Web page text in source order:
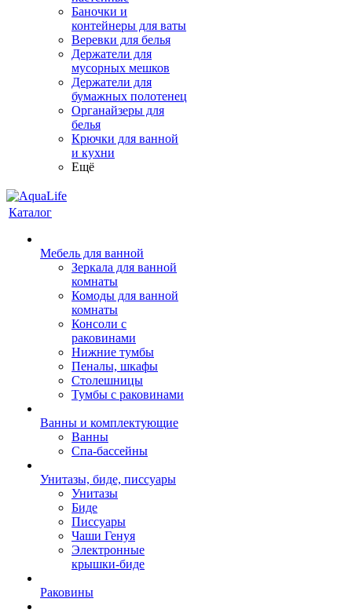
Баночки и
контейнеры для ваты
Веревки для белья
Держатели для
мусорных мешков
Держатели для
бумажных полотенец
Органайзеры для
белья
Крючки для ванной
и кухни
Ещё
Каталог
Мебель для ванной
Зеркала для ванной
комнаты
Комоды для ванной
комнаты
Консоли с
раковинами
Нижние тумбы
Пеналы, шкафы
Столешницы
Тумбы с раковинами
Ванны и комплектующие
Ванны
Спа-бассейны
Унитазы, биде, писсуары
Унитазы
Биде
Писсуары
Чаши Генуя
Электронные
крышки-биде
Раковины